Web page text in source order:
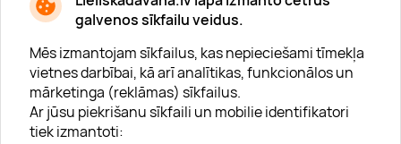
galvenos sīkfailu veidus.
Mēs izmantojam sīkfailus, kas nepieciešami tīmekļa
vietnes darbībai, kā arī analītikas, funkcionālos un
mārketinga (reklāmas) sīkfailus.
Ar jūsu piekrišanu sīkfaili un mobilie identifikatori
tiek izmantoti:
Par "Lieliska dāvana"